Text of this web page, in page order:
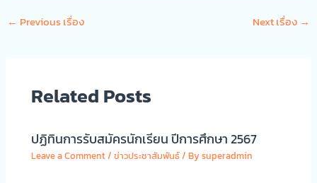
← Previous เรื่อง Next เรื่อง →
Related Posts
ปฏิทินการรับสมัครนักเรียน ปีการศึกษา 2567
Leave a Comment/ข่าวประชาสัมพันธ์/ Bysuperadmin